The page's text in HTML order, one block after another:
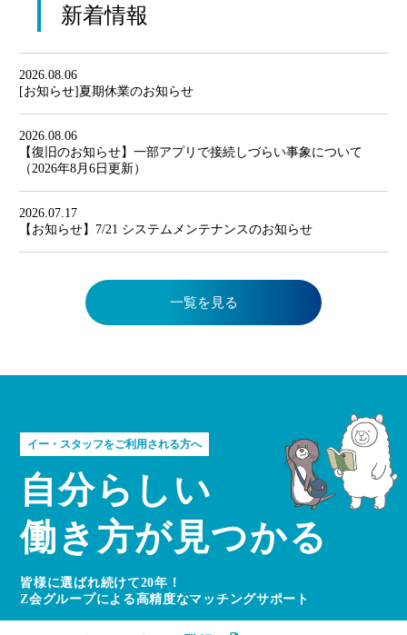
新着情報
2026.08.06
[お知らせ]夏期休業のお知らせ
2026.08.06
【復旧のお知らせ】一部アプリで接続しづらい事象について
（2026年8月6日更新）
2026.07.17
【お知らせ】7/21 システムメンテナンスのお知らせ
一覧を見る
イー・スタッフをご利用される方へ
自分らしい
働き方が見つかる
皆様に選ばれ続けて20年！
Z会グループによる高精度なマッチングサポート